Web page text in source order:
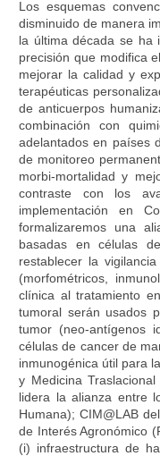
Los esquemas
disminuido de manera
la última década se ha
precisión que modifica
mejorar la calidad y
terapéuticas
de anticuerpos
combinación con
adelantados en países
de monitoreo
morbi-mortalidad y
contraste con los
implementación en
formalizaremos una
basadas en células
restablecer la
(morfométricos,
clínica al tratamiento
tumoral serán usados
tumor (neo-antígenos
células de cancer de
inmunogénica útil para
y Medicina
lidera la alianza entre
Humana); CIM@LAB
de Interés Agronómico
(i) infraestructura de